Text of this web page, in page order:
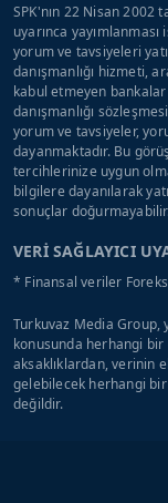
SPK'nın 22 Nisan 2002
uyarınca
yorum ve tavsiyeleri
danışmanlığı hizmeti,
kabul etmeyen
danışmanlığı
yorum ve tavsiyeler,
dayanmaktadır. Bu
tercihlerinize uygun
bilgilere dayanılarak
sonuçlar
VERİ SAĞLAYICI
* Finansal veriler
Turkuvaz Media Group,
konusunda herhangi bir
aksaklıklardan, verinin
gelebilecek herhangi
değildir.